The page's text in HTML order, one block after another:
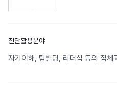
진단활용분야
자기이해, 팀빌딩, 리더십 등의 집체